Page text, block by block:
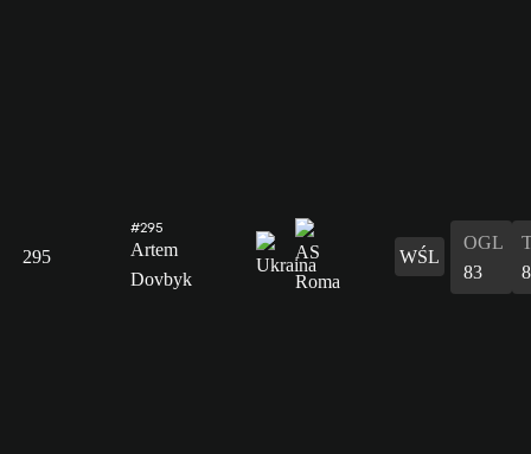
295
#295
Artem
Dovbyk
WŚL
OGL
83